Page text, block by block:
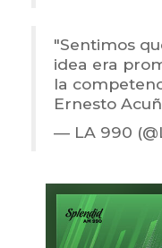
"Sentimos
idea era
la
Ernesto
— LA 990